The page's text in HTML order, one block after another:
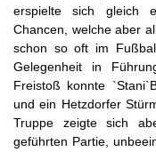
erspielte sich gleich
Chancen, welche aber
schon so oft im
Gelegenheit in
Freistoß konnte
und ein Hetzdorfer
Truppe zeigte sich
geführten Partie,